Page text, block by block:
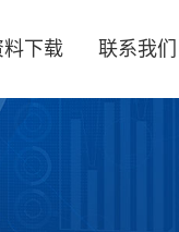
料下载 联系我们